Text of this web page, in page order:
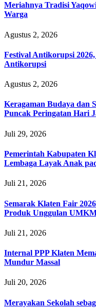
Meriahnya Tradisi
Warga
Agustus 2, 2026
Festival Antikorupsi
Antikorupsi
Agustus 2, 2026
Keragaman Budaya dan
Puncak Peringatan Hari
Juli 29, 2026
Pemerintah Kabupaten
Lembaga Layak Anak
Juli 21, 2026
Semarak Klaten Fair
Produk Unggulan
Juli 21, 2026
Internal PPP Klaten
Mundur Massal
Juli 20, 2026
Merayakan Sekolah